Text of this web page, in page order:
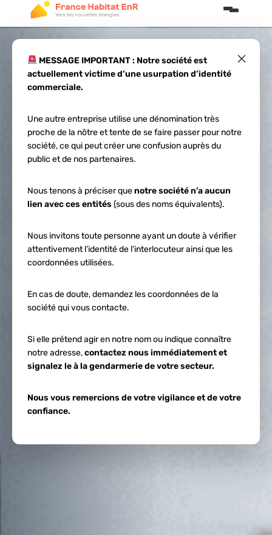
×
MESSAGE IMPORTANT : Notre société est
actuellement victime d’une usurpation d’identité
commerciale.
Une autre entreprise utilise une dénomination très
proche de la nôtre et tente de se faire passer pour notre
société, ce qui peut créer une confusion auprès du
public et de nos partenaires.
Nous tenons à préciser quenotre société n’a aucun
lien avec ces entités (sous des noms équivalents).
Nous invitons toute personne ayant un doute à vérifier
attentivement l’identité de l’interlocuteur ainsi que les
coordonnées utilisées.
En cas de doute, demandez les coordonnées de la
société qui vous contacte.
Si elle prétend agir en notre nom ou indique connaître
notre adresse,contactez nous immédiatement et
signalez le à la gendarmerie de votre secteur.
Nous vous remercions de votre vigilance et de votre
confiance.
Tutoriel montage
panneaux solaires
: guide complet
2026